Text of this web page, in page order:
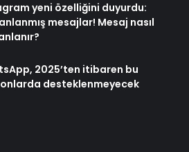
yeni özelliğini duyurdu:
mesajlar! Mesaj nasıl
2025’ten itibaren bu
desteklenmeyecek